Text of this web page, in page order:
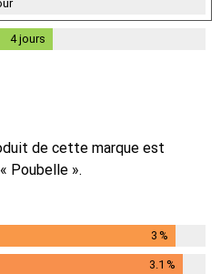
4jours
de cette marque est
Poubelle ».
3 %
3.1 %